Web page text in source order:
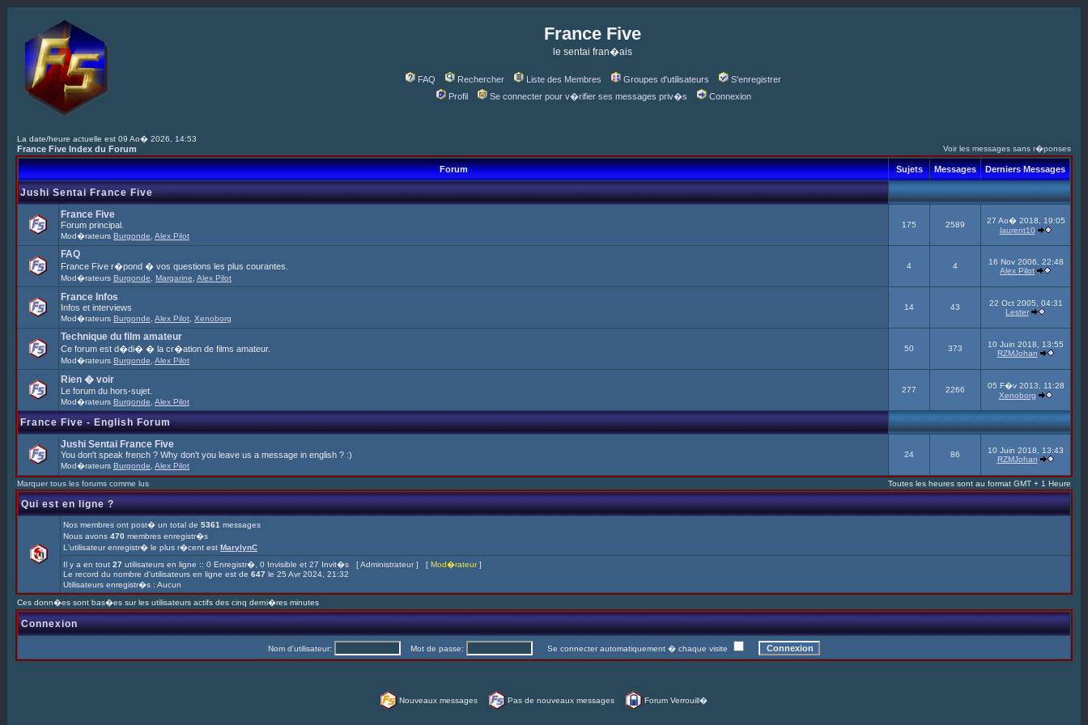
France Five
le sentai fran�ais
FAQ Rechercher Liste des Membres Groupes d'utilisateurs
S'enregistrer
Profil
Se connecter pour v�rifier ses messages priv�s Connexion
La date/heure actuelle est 09 Ao� 2026, 14:53
France Five Index du Forum Voir les messages sans r�ponses
Forum Sujets Messages Derniers Messages
Jushi Sentai France Five
France Five
Forum principal.
Mod�rateurs Burgonde Alex Pilot
175 2589
27 Ao� 2018, 19:05
laurent10
FAQ
France Five r�pond � vos questions les plus courantes.
Mod�rateurs Burgonde Margarine Alex Pilot
4 4
16 Nov 2006, 22:48
Alex Pilot
France Infos
Infos et interviews
Mod�rateurs Burgonde Alex Pilot Xenoborg
14 43
22 Oct 2005, 04:31
Lester
Technique du film amateur
Ce forum est d�di� � la cr�ation de films amateur.
Mod�rateurs Burgonde Alex Pilot
50 373
10 Juin 2018, 13:55
RZMJohan
Rien � voir
Le forum du hors-sujet.
Mod�rateurs Burgonde Alex Pilot
277 2266
05 F�v 2013, 11:28
Xenoborg
France Five - English Forum
Jushi Sentai France Five
You don't speak french ? Why don't you leave us a message in english ? :)
Mod�rateurs Burgonde Alex Pilot
24 86
10 Juin 2018, 13:43
RZMJohan
Marquer tous les forums comme lus Toutes les heures sont au format GMT + 1 Heure
Qui est en ligne ?
Nos membres ont post� un total de 5361 messages
Nous avons 470 membres enregistr�s
L'utilisateur enregistr� le plus r�cent est MarylynC
Il y a en tout 27 utilisateurs en ligne :: 0 Enregistr�, 0 Invisible et 27 Invit�s [Administrateur] [ Mod�rateur]
Le record du nombre d'utilisateurs en ligne est de 647 le 25 Avr 2024, 21:32
Utilisateurs enregistr�s : Aucun
Ces donn�es sont bas�es sur les utilisateurs actifs des cinq derni�res minutes
Connexion
Nom d'utilisateur: Mot de passe: Se connecter automatiquement � chaque visite
Nouveaux messages Pas de nouveaux messages Forum Verrouill�